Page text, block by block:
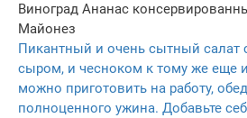
Виноград Ананас
Майонез
Пикантный и очень сытный салат
сыром, и чесноком к тому же еще
можно приготовить на работу,
полноценного ужина. Добавьте